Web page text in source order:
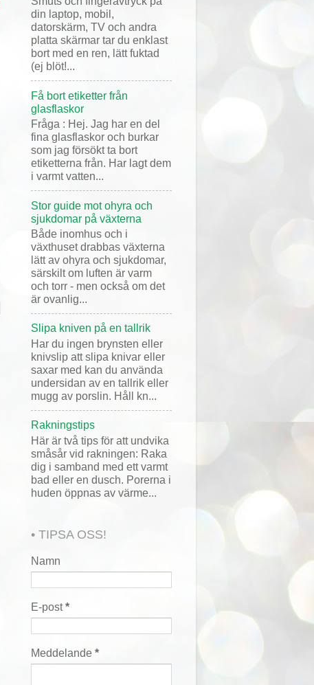
din laptop, mobil,
datorskärm, TV och andra
platta skärmar tar du enklast
bort med en ren, lätt fuktad
(ej blöt!...
Få bort etiketter från
glasflaskor
Fråga : Hej. Jag har en del
fina glasflaskor och burkar
som jag försökt ta bort
etiketterna från. Har lagt dem
i varmt vatten...
Stor guide mot ohyra och
sjukdomar på växterna
Både inomhus och i
växthuset drabbas växterna
lätt av ohyra och sjukdomar,
särskilt om luften är varm
och torr - men också om det
är ovanlig...
Slipa kniven på en tallrik
Har du ingen brynsten eller
knivslip att slipa knivar eller
saxar med kan du använda
undersidan av en tallrik eller
mugg av porslin. Håll kn...
Rakningstips
Här är två tips för att undvika
småsår vid rakningen: Raka
dig i samband med ett varmt
bad eller en dusch. Porerna i
huden öppnas av värme...
• TIPSA OSS!
Namn
E-post*
Meddelande *